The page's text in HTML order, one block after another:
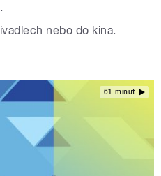
nebo do kina.
61 minut